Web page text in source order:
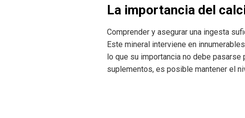
La importancia del
Comprender y asegurar una ingesta
Este mineral interviene en
lo que su importancia no debe pasarse
suplementos, es posible mantener el